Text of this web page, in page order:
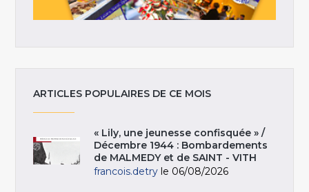
ARTICLES POPULAIRES DE CE MOIS
« Lily, une jeunesse confisquée » /
Décembre 1944 : Bombardements
de MALMEDY et de SAINT - VITH
francois.detry le 06/08/2026